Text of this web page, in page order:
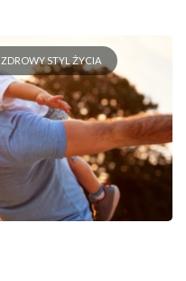
ZDROWY STYL ŻYCIA